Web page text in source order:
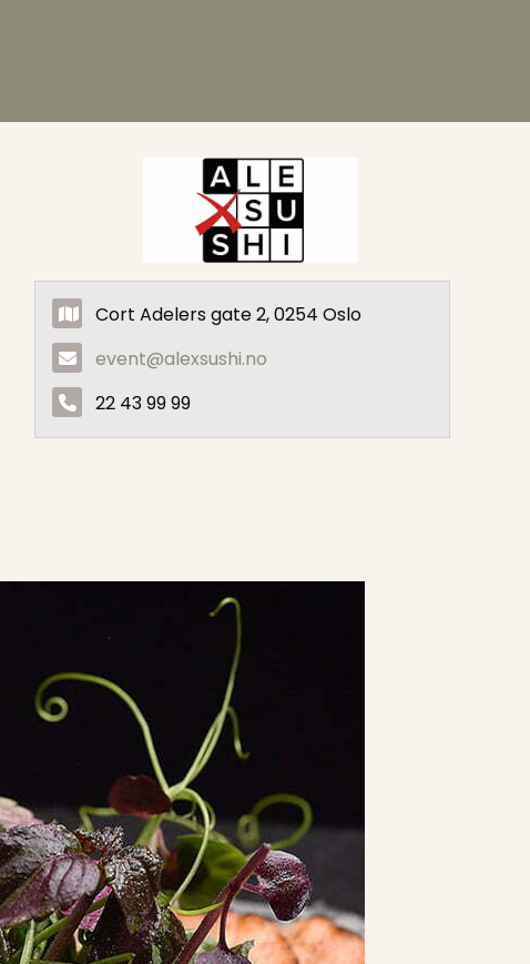
Cort Adelers gate 2, 0254 Oslo
event@alexsushi.no
22 43 99 99